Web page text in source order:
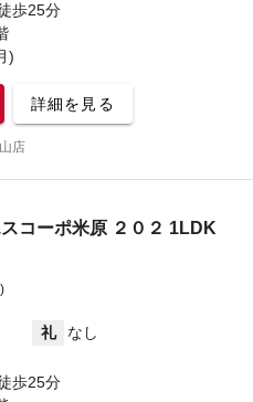
歩25分
)
詳細を見る
店
コーポ米原 ２０２ 1LDK
礼
なし
歩25分